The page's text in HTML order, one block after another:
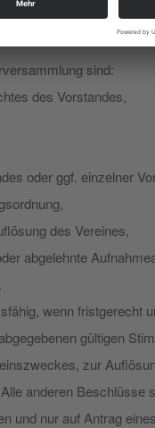
der Vorsitzenden
sind:
des Vorstandes,
oder ggf. einzelner
des Vereines,
abgelehnte
wenn fristgerecht
gültigen
zur
anderen
und nur auf Antrag